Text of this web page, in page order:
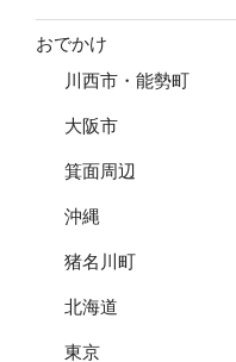
おでかけ
川西市・能勢町
大阪市
箕面周辺
沖縄
猪名川町
北海道
東京